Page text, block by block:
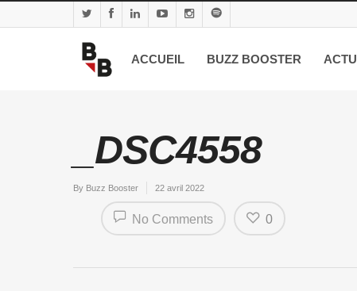
ACCUEIL BUZZ BOOSTER
_DSC4558
By Buzz Booster 22 avril 2022
No Comments 0